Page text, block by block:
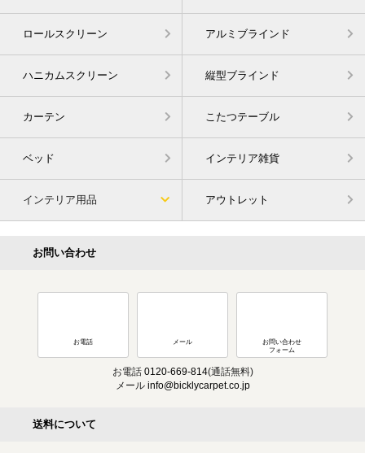
ロールスクリーン アルミブラインド
ハニカムスクリーン 縦型ブラインド
カーテン こたつテーブル
ベッド インテリア雑貨
インテリア用品 アウトレット
お問い合わせ
お電話 メール
お問い合わせ
フォーム
お電話 0120-669-814(通話無料)
メール info@bicklycarpet.co.jp
送料について